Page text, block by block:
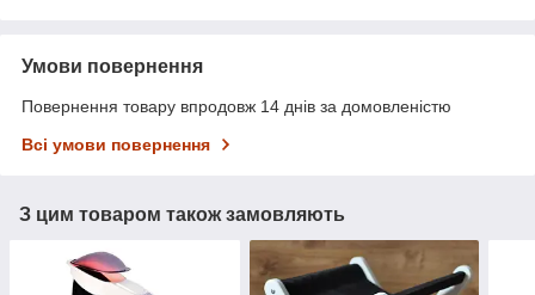
Умови повернення
Повернення товару впродовж 14 днів за домовленістю
Всі умови повернення
З цим товаром також замовляють